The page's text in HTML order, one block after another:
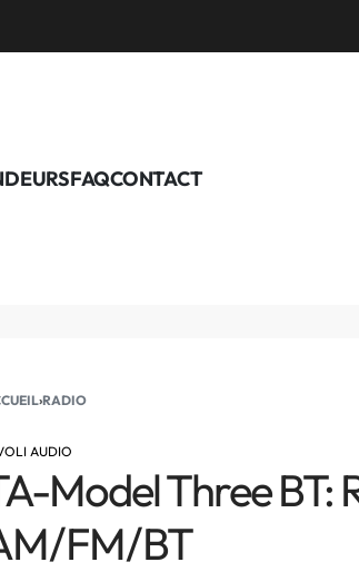
FAQCONTACT
›RADIO
AUDIO
Model Three BT:
FM/BT